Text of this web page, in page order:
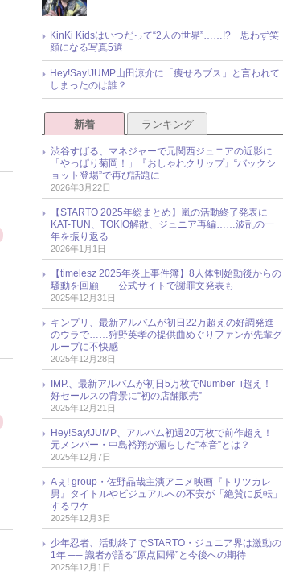
KinKi Kidsはいつだって“2人の世界”……!? 思わず笑
顔になる写真5選
Hey!Say!JUMP山田涼介に「痩せろブス」と言われて
しまったのは誰？
新着 ランキング
渋谷すばる、マネジャーで元関西ジュニアの近影に
「やっぱり菊岡！」『おしゃれクリップ』“バックシ
ョット登場”で再び話題に
2026年3月22日
【STARTO 2025年総まとめ】嵐の活動終了発表に
KAT-TUN、TOKIO解散、ジュニア再編……波乱の一
年を振り返る
2026年1月1日
【timelesz 2025年炎上事件簿】8人体制始動後からの
騒動を回顧――公式サイトで謝罪文発表も
2025年12月31日
キンプリ、最新アルバムが初日22万超えの好調発進
のウラで……狩野英孝の提供曲めぐりファンが先輩グ
ループに不快感
2025年12月28日
IMP.、最新アルバムが初日5万枚でNumber_i超え！
好セールスの背景に“初の店舗販売”
2025年12月21日
Hey!Say!JUMP、アルバム初週20万枚で前作超え！
元メンバー・中島裕翔が漏らした“本音”とは？
2025年12月7日
Aぇ! group・佐野晶哉主演アニメ映画『トリツカレ
男』タイトルやビジュアルへの不安が「絶賛に反転」
するワケ
2025年12月3日
少年忍者、活動終了でSTARTO・ジュニア界は激動の
1年 ── 識者が語る“原点回帰”と今後への期待
2025年12月1日